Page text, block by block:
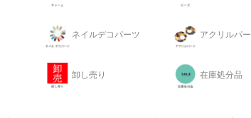
ネイルデコパーツ アクリルパ
卸し売り 在庫処分品